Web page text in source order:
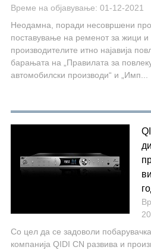
Време на објавување: 01-12-2021
Неодамна, поради несовршени
поставување на ременот за жици и
производителите итно најавија
барањата на „Правилата за
автомобилски производи“ и „Имп...
Со цел да се задоволи
компанија QIDI CN развива и